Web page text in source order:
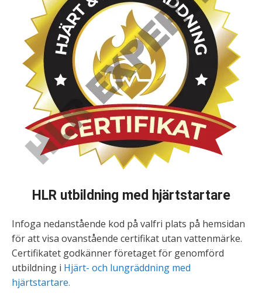
HLR utbildning med hjärtstartare
Infoga nedanstående kod på valfri plats på hemsidan
för att visa ovanstående certifikat utan vattenmärke.
Certifikatet godkänner företaget för genomförd
utbildning i Hjärt- och lungräddning med
hjärtstartare.